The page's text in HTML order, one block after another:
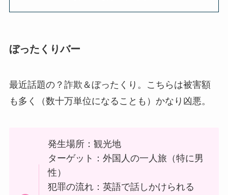
ぼったくりバー
最近話題の？詐欺＆ぼったくり。こちらは被害額
も多く（数十万単位になることも）かなり凶悪。
発生場所：観光地
ターゲット：外国人の一人旅（特に男
性）
犯罪の流れ：英語で話しかけられる